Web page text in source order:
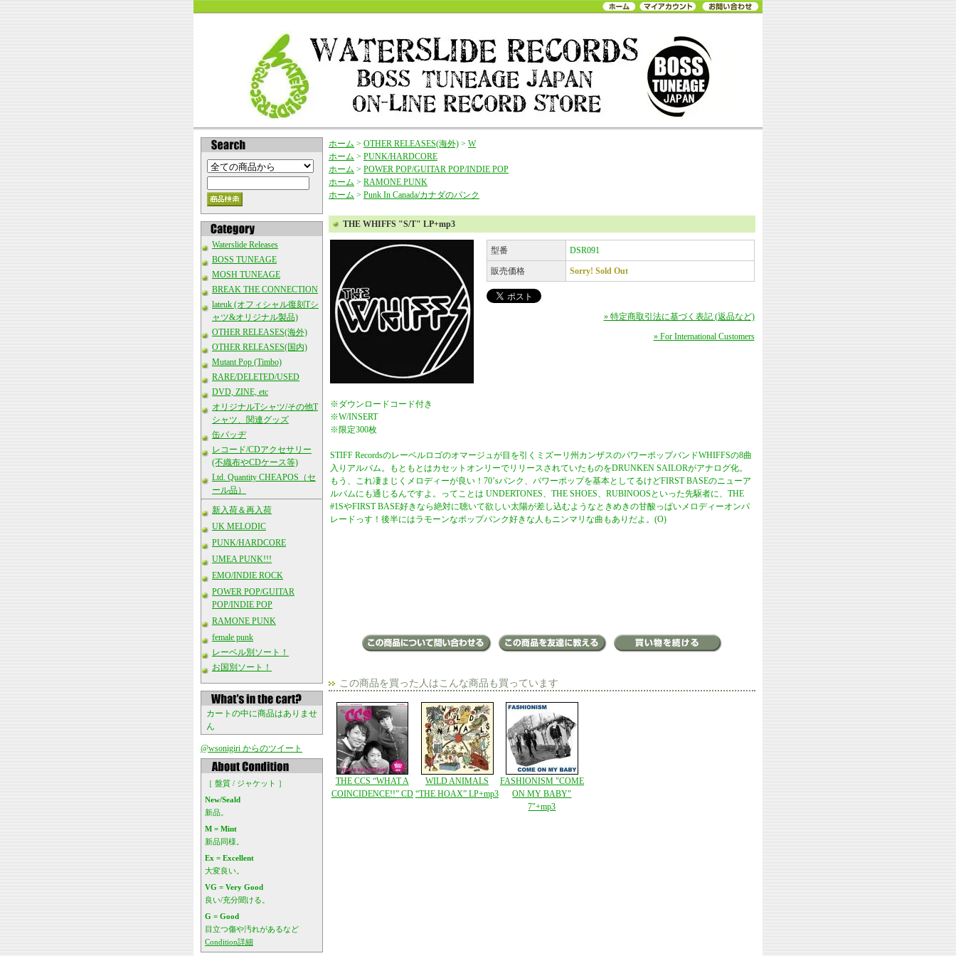
Waterslide Releases
BOSS TUNEAGE
MOSH TUNEAGE
BREAK THE CONNECTION
lateuk (オフィシャル復刻Tシ
ャツ&オリジナル製品)
OTHER RELEASES(海外)
OTHER RELEASES(国内)
Mutant Pop (Timbo)
RARE/DELETED/USED
DVD, ZINE, etc
オリジナルTシャツ/その他T
シャツ、関連グッズ
缶バッヂ
レコード/CDアクセサリー
(不織布やCDケース等)
Ltd. Quantity CHEAPOS（セ
ール品）
新入荷＆再入荷
UK MELODIC
PUNK/HARDCORE
UMEA PUNK!!!
EMO/INDIE ROCK
POWER POP/GUITAR
POP/INDIE POP
RAMONE PUNK
female punk
レーベル別ソート！
お国別ソート！
カートの中に商品はありませ
ん
@wsonigiri からのツイート
［ 盤質 / ジャケット ］
New/Seald
新品。
M = Mint
新品同様。
Ex = Excellent
大変良い。
VG = Very Good
良い/充分聞ける。
G = Good
目立つ傷や汚れがあるなど
Condition詳細
ホーム > OTHER RELEASES(海外) > W
ホーム > PUNK/HARDCORE
ホーム > POWER POP/GUITAR POP/INDIE POP
ホーム > RAMONE PUNK
ホーム > Punk In Canada/カナダのパンク
THE WHIFFS "S/T" LP+mp3
型番 DSR091
販売価格 Sorry! Sold Out
» 特定商取引法に基づく表記 (返品など)
» For International Customers
※ダウンロードコード付き
※W/INSERT
※限定300枚
STIFF Recordsのレーベルロゴのオマージュが目を引くミズーリ州カンザスのパワーポップバンドWHIFFSの8曲
入りアルバム。もともとはカセットオンリーでリリースされていたものをDRUNKEN SAILORがアナログ化。
もう、これ凄まじくメロディーが良い！70’sパンク、パワーポップを基本としてるけどFIRST BASEのニューア
ルバムにも通じるんですよ。ってことは UNDERTONES、THE SHOES、RUBINOOSといった先駆者に、THE
#1SやFIRST BASE好きなら絶対に聴いて欲しい太陽が差し込むようなときめきの甘酸っぱいメロディーオンパ
レードっす！後半にはラモーンなポップパンク好きな人もニンマリな曲もありだよ。(O)
この商品を買った人はこんな商品も買っています
THE CCS “WHAT A
COINCIDENCE!!” CD
WILD ANIMALS
“THE HOAX” LP+mp3
FASHIONISM "COME
ON MY BABY"
7"+mp3